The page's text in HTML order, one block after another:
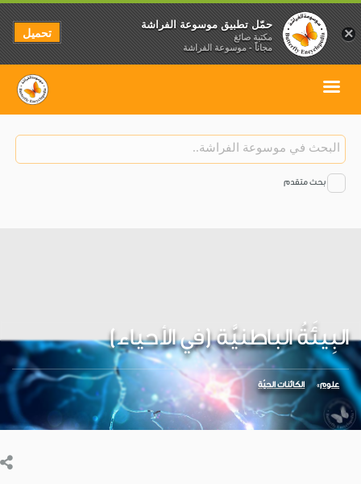
بحث متقدم
البِيئَةُ الباطنيَّة (في الأحياء)
علوم الكائنات الحيّة
×
حمّل تطبيق موسوعة الفراشة
مكتبة صائغ
مجاناً - موسوعة الفراشة
تحميل